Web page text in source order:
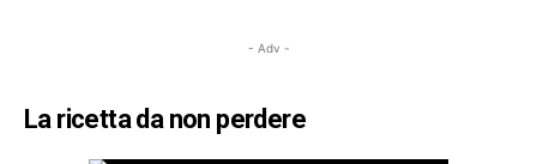
- Adv -
La ricetta da non perdere